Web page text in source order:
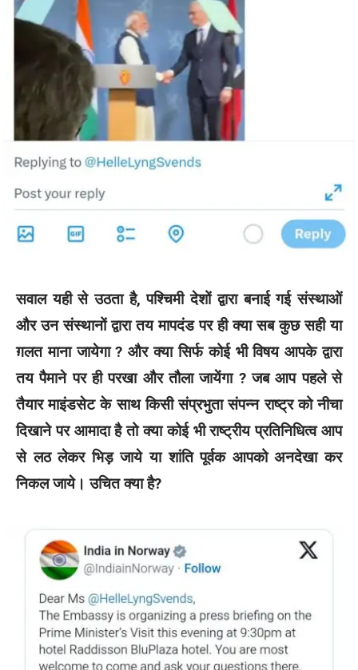
सवाल यही से उठता है, पश्चिमी देशों द्वारा बनाई गई संस्थाओं
और उन संस्थानों द्वारा तय मापदंड पर ही क्या सब कुछ सही या
ग़लत माना जायेगा ? और क्या सिर्फ कोई भी विषय आपके द्वारा
तय पैमाने पर ही परखा और तौला जायेंगा ? जब आप पहले से
तैयार माइंडसेट के साथ किसी संप्रभुता संपन्न राष्ट्र को नीचा
दिखाने पर आमादा है तो क्या कोई भी राष्ट्रीय प्रतिनिधित्व आप
से लठ लेकर भिड़ जाये या शांति पूर्वक आपको अनदेखा कर
निकल जाये। उचित क्या है?